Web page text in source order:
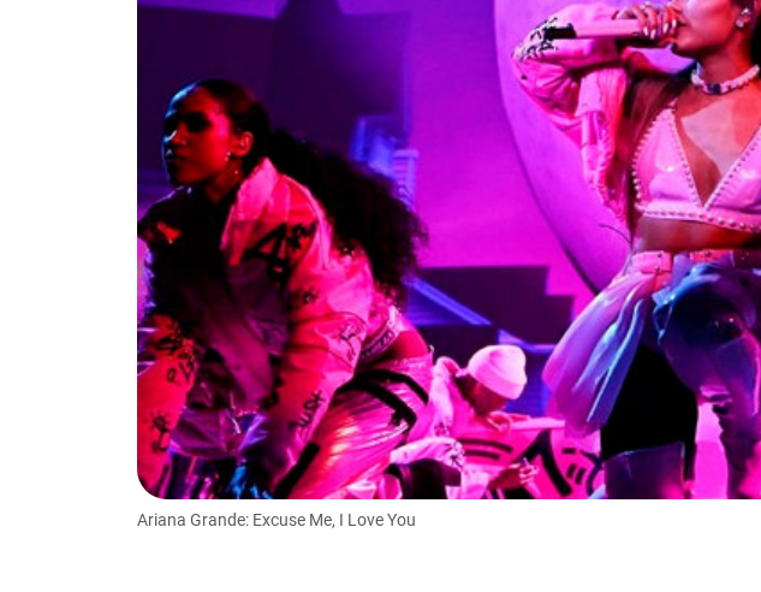
Ariana Grande: Excuse Me, I Love You